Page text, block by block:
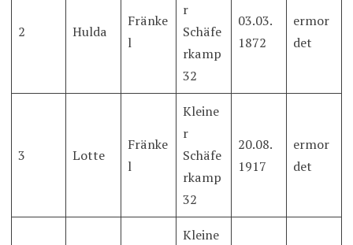
2 Hulda
Fränke
l
r
Schäfe
rkamp
32
03.03.
1872
ermor
det
3 Lotte
Fränke
l
Kleine
r
Schäfe
rkamp
32
20.08.
1917
ermor
det
Kleine